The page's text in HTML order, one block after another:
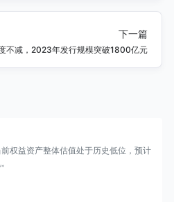
下一篇
不减，2023年发行规模突破1800亿元
权益资产整体估值处于历史低位，预计